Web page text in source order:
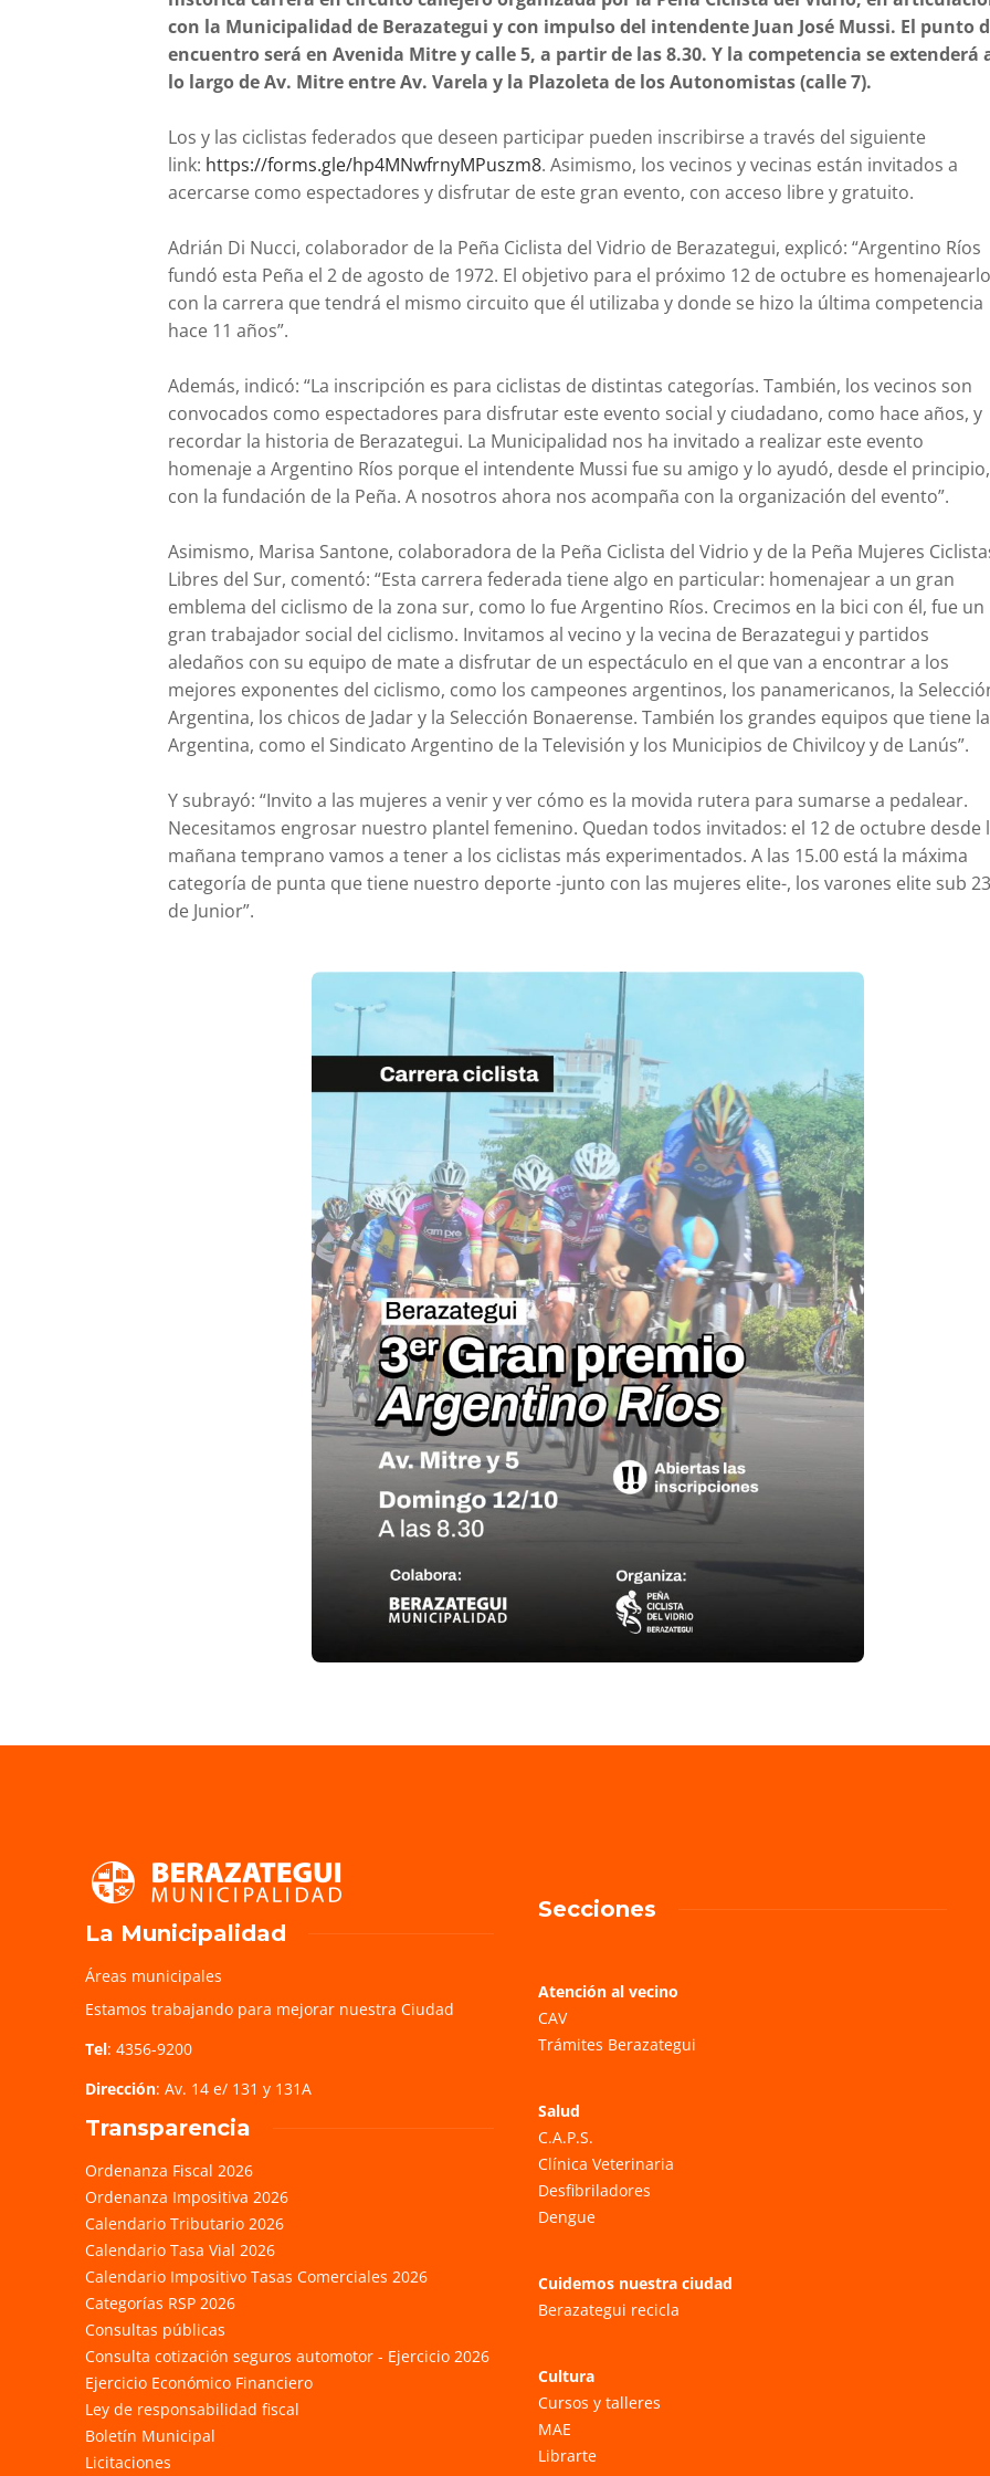
con la Municipalidad de Berazategui y con impulso del intendente Juan José Mussi. El punto
encuentro será en Avenida Mitre y calle 5, a partir de las 8.30. Y la competencia se extenderá
lo largo de Av. Mitre entre Av. Varela y la Plazoleta de los Autonomistas (calle 7).
Los y las ciclistas federados que deseen participar pueden inscribirse a través del siguiente
link: https://forms.gle/hp4MNwfrnyMPuszm8. Asimismo, los vecinos y vecinas están invitados a
acercarse como espectadores y disfrutar de este gran evento, con acceso libre y gratuito.
Adrián Di Nucci, colaborador de la Peña Ciclista del Vidrio de Berazategui, explicó: “Argentino Ríos
fundó esta Peña el 2 de agosto de 1972. El objetivo para el próximo 12 de octubre es homenajearlo
con la carrera que tendrá el mismo circuito que él utilizaba y donde se hizo la última competencia
hace 11 años”.
Además, indicó: “La inscripción es para ciclistas de distintas categorías. También, los vecinos son
convocados como espectadores para disfrutar este evento social y ciudadano, como hace años, y
recordar la historia de Berazategui. La Municipalidad nos ha invitado a realizar este evento
homenaje a Argentino Ríos porque el intendente Mussi fue su amigo y lo ayudó, desde el principio,
con la fundación de la Peña. A nosotros ahora nos acompaña con la organización del evento”.
Asimismo, Marisa Santone, colaboradora de la Peña Ciclista del Vidrio y de la Peña Mujeres
Libres del Sur, comentó: “Esta carrera federada tiene algo en particular: homenajear a un gran
emblema del ciclismo de la zona sur, como lo fue Argentino Ríos. Crecimos en la bici con él, fue un
gran trabajador social del ciclismo. Invitamos al vecino y la vecina de Berazategui y partidos
aledaños con su equipo de mate a disfrutar de un espectáculo en el que van a encontrar a los
mejores exponentes del ciclismo, como los campeones argentinos, los panamericanos, la
Argentina, los chicos de Jadar y la Selección Bonaerense. También los grandes equipos que tiene la
Argentina, como el Sindicato Argentino de la Televisión y los Municipios de Chivilcoy y de Lanús”.
Y subrayó: “Invito a las mujeres a venir y ver cómo es la movida rutera para sumarse a pedalear.
Necesitamos engrosar nuestro plantel femenino. Quedan todos invitados: el 12 de octubre desde
mañana temprano vamos a tener a los ciclistas más experimentados. A las 15.00 está la máxima
categoría de punta que tiene nuestro deporte -junto con las mujeres elite-, los varones elite sub 23
de Junior”.
La Municipalidad
Áreas municipales
Estamos trabajando para mejorar nuestra Ciudad
Tel: 4356-9200
Dirección: Av. 14 e/ 131 y 131A
Transparencia
Ordenanza Fiscal 2026
Ordenanza Impositiva 2026
Calendario Tributario 2026
Calendario Tasa Vial 2026
Calendario Impositivo Tasas Comerciales 2026
Categorías RSP 2026
Consultas públicas
Consulta cotización seguros automotor - Ejercicio 2026
Ejercicio Económico Financiero
Ley de responsabilidad fiscal
Boletín Municipal
Licitaciones
Secciones
Atención al vecino
CAV
Trámites Berazategui
Salud
C.A.P.S.
Clínica Veterinaria
Desfibriladores
Dengue
Cuidemos nuestra ciudad
Berazategui recicla
Cultura
Cursos y talleres
MAE
Librarte